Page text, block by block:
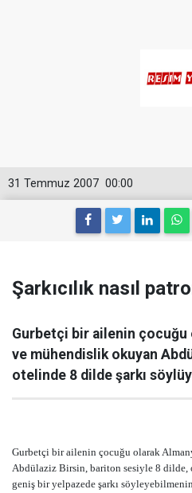
00:00
31 Temmuz 2007
Şarkıcılık nasıl
Gurbetçi bir ailenin çocuğu
ve mühendislik okuyan
otelinde 8 dilde şarkı
Gurbetçi bir ailenin çocuğu olarak
Abdülaziz Birsin, bariton sesiyle 8 dilde,
geniş bir yelpazede şarkı